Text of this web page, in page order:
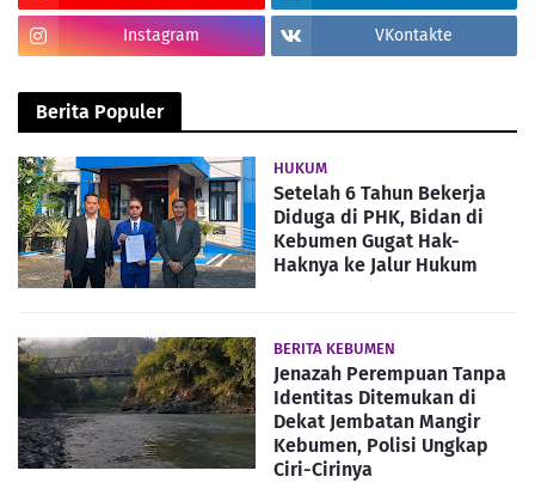
Instagram VKontakte
Berita Populer
HUKUM
Setelah 6 Tahun Bekerja
Diduga di PHK, Bidan di
Kebumen Gugat Hak-
Haknya ke Jalur Hukum
BERITA KEBUMEN
Jenazah Perempuan Tanpa
Identitas Ditemukan di
Dekat Jembatan Mangir
Kebumen, Polisi Ungkap
Ciri-Cirinya